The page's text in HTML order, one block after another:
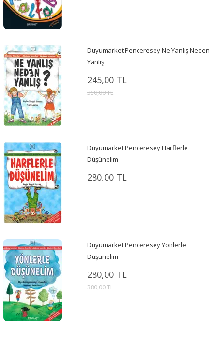
Duyumarket Penceresey Ne Yanlış Neden
Yanlış
245,00 TL
350,00 TL
Duyumarket Penceresey Harflerle
Düşünelim
280,00 TL
Duyumarket Penceresey Yönlerle
Düşünelim
280,00 TL
380,00 TL